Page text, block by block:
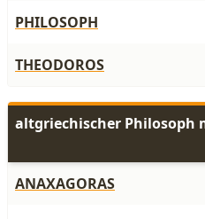
PHILOSOPH
THEODOROS
altgriechischer Philosoph
ANAXAGORAS